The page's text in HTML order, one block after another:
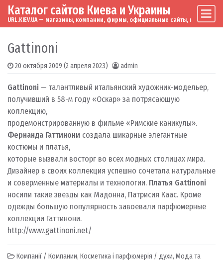
Skip to content
Main Navigation
Каталог сайтов Киева и Украины
URL.KIEV.UA — магазины, компании, фирмы, официальные сайты, мировые
Gattinoni
20 октября 2009 (2 апреля 2023) admin
Gattinoni — талантливый итальянский художник-модельер,
получивший в 58-м году «Оскар» за потрясающую
коллекцию,
продемонстрированную в фильме «Римские каникулы».
Фернанда Гаттинони создала шикарные элегантные
костюмы и платья,
которые вызвали восторг во всех модных столицах мира.
Дизайнер в своих коллекция успешно сочетала натуральные
и соверменные материалы и технологии. Платья Gattinoni
носили такие звезды как Мадонна, Патрисия Каас. Кроме
одежды большую популярность завоевали парфюмерные
коллекции Гаттинони.
http://www.gattinoni.net/
Компанії / Компании, Косметика і парфюмерія / духи, Мода та